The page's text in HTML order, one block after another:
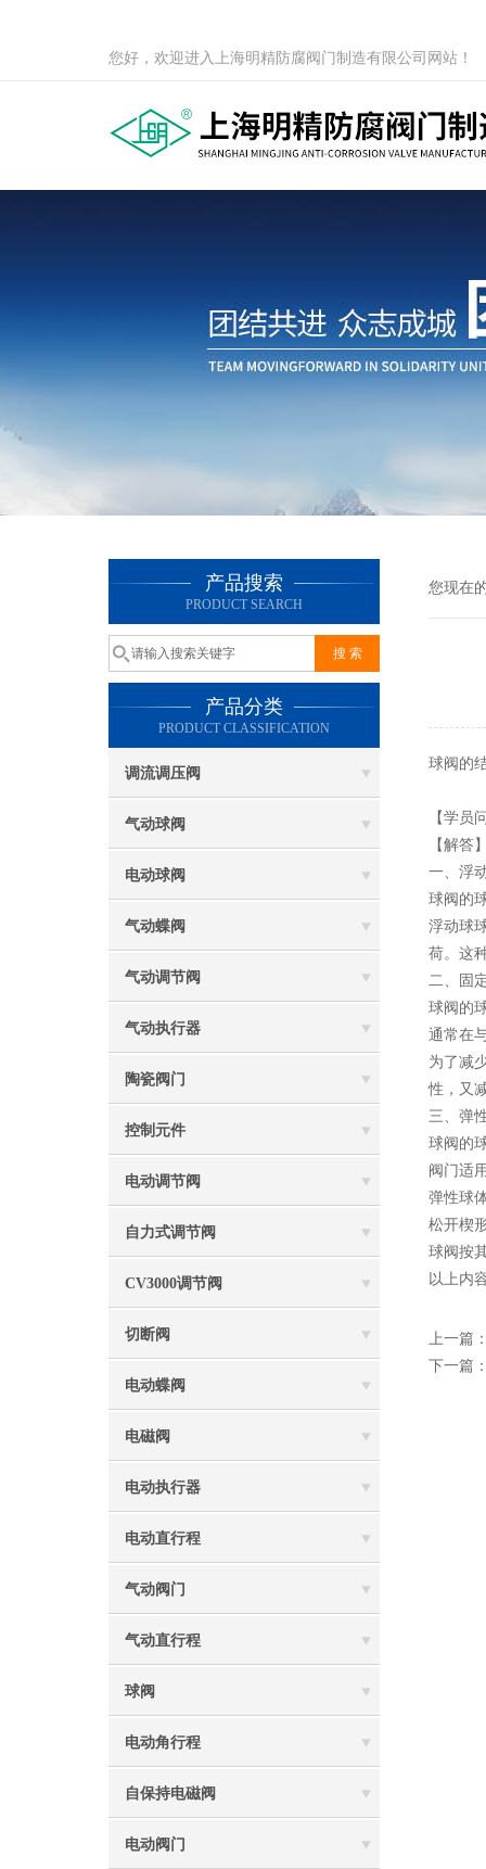
您好，欢迎进入上海明精防腐阀门制造有限公司网站！
产品搜索
PRODUCT SEARCH
产品分类
PRODUCT CLASSIFICATION
调流调压阀
气动球阀
电动球阀
气动蝶阀
气动调节阀
气动执行器
陶瓷阀门
控制元件
电动调节阀
自力式调节阀
CV3000调节阀
切断阀
电动蝶阀
电磁阀
电动执行器
电动直行程
气动阀门
气动直行程
球阀
电动角行程
自保持电磁阀
电动阀门
您现在
球阀的
【学员
【解答
一、浮
球阀的
浮动球
荷。这
二、固
球阀的
通常在
为了减
性，又
三、弹
球阀的
阀门适
弹性球
松开楔
球阀按
以上内
上一篇
下一篇